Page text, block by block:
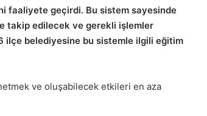
faaliyete geçirdi. Bu sistem sayesinde
takip edilecek ve gerekli işlemler
ilçe belediyesine bu sistemle ilgili eğitim
ve oluşabilecek etkileri en aza